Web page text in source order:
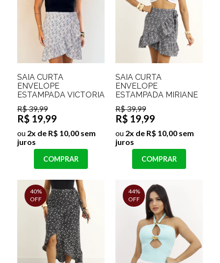
SAIA CURTA
ENVELOPE
ESTAMPADA VICTORIA
R$ 39,99
R$ 19,99
ou 2x de R$ 10,00 sem
juros
COMPRAR
SAIA CURTA
ENVELOPE
ESTAMPADA MIRIANE
R$ 39,99
R$ 19,99
ou 2x de R$ 10,00 sem
juros
COMPRAR
40%
OFF
44%
OFF